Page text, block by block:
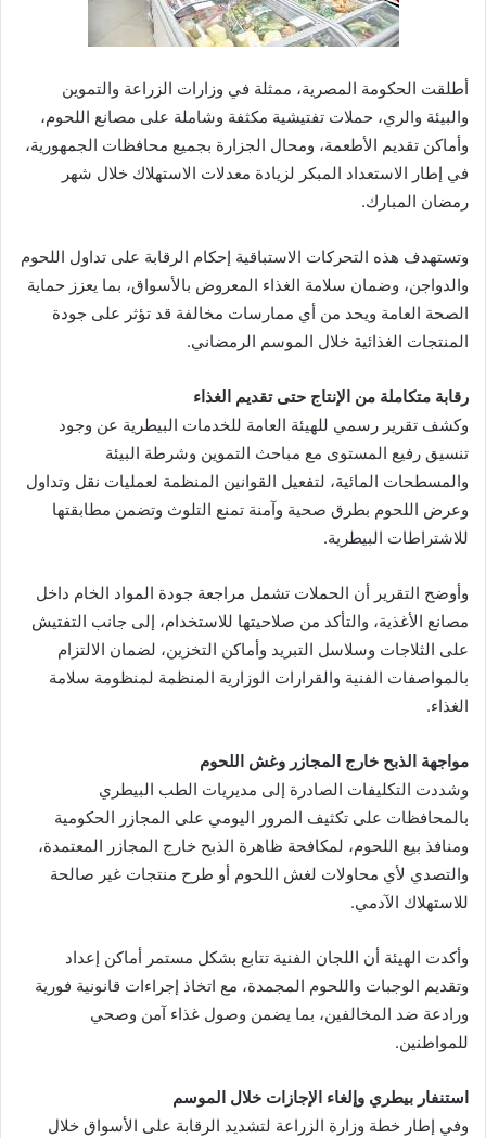
أطلقت الحكومة المصرية، ممثلة في وزارات الزراعة والتموين
والبيئة والري، حملات تفتيشية مكثفة وشاملة على مصانع اللحوم،
وأماكن تقديم الأطعمة، ومحال الجزارة بجميع محافظات الجمهورية،
في إطار الاستعداد المبكر لزيادة معدلات الاستهلاك خلال شهر
رمضان المبارك.
وتستهدف هذه التحركات الاستباقية إحكام الرقابة على تداول اللحوم
والدواجن، وضمان سلامة الغذاء المعروض بالأسواق، بما يعزز حماية
الصحة العامة ويحد من أي ممارسات مخالفة قد تؤثر على جودة
المنتجات الغذائية خلال الموسم الرمضاني.
رقابة متكاملة من الإنتاج حتى تقديم الغذاء
وكشف تقرير رسمي للهيئة العامة للخدمات البيطرية عن وجود
تنسيق رفيع المستوى مع مباحث التموين وشرطة البيئة
والمسطحات المائية، لتفعيل القوانين المنظمة لعمليات نقل وتداول
وعرض اللحوم بطرق صحية وآمنة تمنع التلوث وتضمن مطابقتها
للاشتراطات البيطرية.
وأوضح التقرير أن الحملات تشمل مراجعة جودة المواد الخام داخل
مصانع الأغذية، والتأكد من صلاحيتها للاستخدام، إلى جانب التفتيش
على الثلاجات وسلاسل التبريد وأماكن التخزين، لضمان الالتزام
بالمواصفات الفنية والقرارات الوزارية المنظمة لمنظومة سلامة
الغذاء.
مواجهة الذبح خارج المجازر وغش اللحوم
وشددت التكليفات الصادرة إلى مديريات الطب البيطري
بالمحافظات على تكثيف المرور اليومي على المجازر الحكومية
ومنافذ بيع اللحوم، لمكافحة ظاهرة الذبح خارج المجازر المعتمدة،
والتصدي لأي محاولات لغش اللحوم أو طرح منتجات غير صالحة
للاستهلاك الآدمي.
وأكدت الهيئة أن اللجان الفنية تتابع بشكل مستمر أماكن إعداد
وتقديم الوجبات واللحوم المجمدة، مع اتخاذ إجراءات قانونية فورية
ورادعة ضد المخالفين، بما يضمن وصول غذاء آمن وصحي
للمواطنين.
استنفار بيطري وإلغاء الإجازات خلال الموسم
وفي إطار خطة وزارة الزراعة لتشديد الرقابة على الأسواق خلال